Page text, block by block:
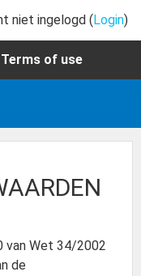
niet ingelogd (Login)
Terms of use
van Wet 34/2002
de